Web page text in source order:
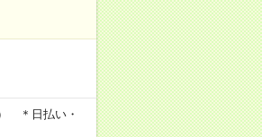
＊日払い・